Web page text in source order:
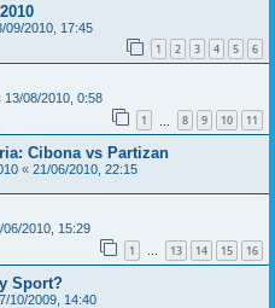
09/2010, 17:45
1 2 3 4 5 6
13/08/2010, 0:58
1 8 9 10 11
Cibona vs Partizan
« 21/06/2010, 22:15
06/2010, 15:29
1 … 13 14 15 16
Sport?
10/2009, 14:40